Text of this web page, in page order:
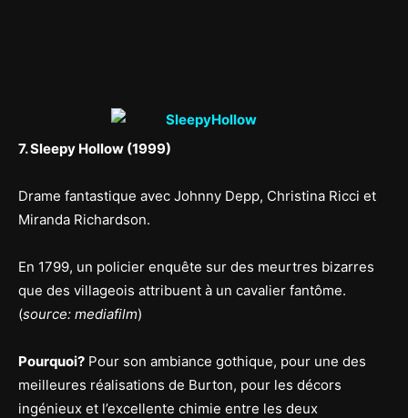
7. Sleepy Hollow (1999)
Drame fantastique avec Johnny Depp, Christina Ricci et
Miranda Richardson.
En 1799, un policier enquête sur des meurtres bizarres
que des villageois attribuent à un cavalier fantôme.
(source: mediafilm)
Pourquoi? Pour son ambiance gothique, pour une des
meilleures réalisations de Burton, pour les décors
ingénieux et l’excellente chimie entre les deux